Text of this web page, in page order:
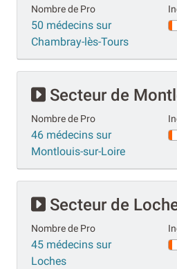
Nombre de Pro
50 médecins sur
Chambray-lès-Tours
Secteur de
Nombre de Pro
46 médecins sur
Montlouis-sur-Loire
Secteur de
Nombre de Pro
45 médecins sur
Loches